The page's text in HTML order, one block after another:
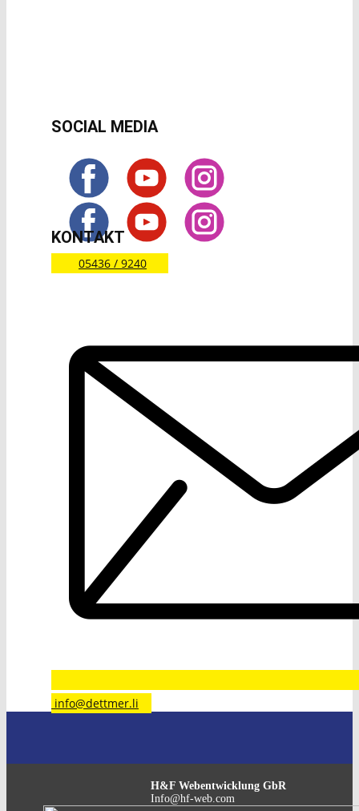
SOCIAL MEDIA
KONTAKT
05436 / 9240
​info@dettmer.li
H&F Webentwicklung GbR
Info@hf-web.com